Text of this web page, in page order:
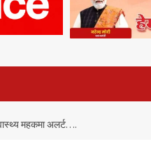
महकमा अलर्ट….